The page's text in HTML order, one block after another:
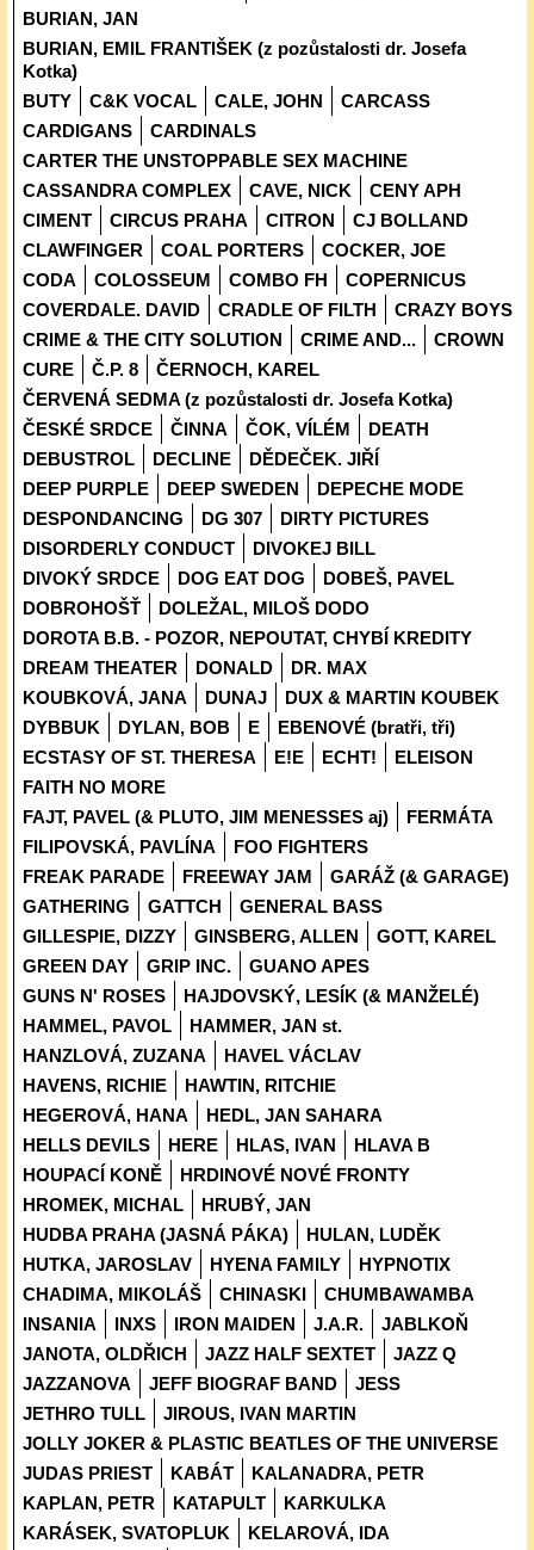
BURIAN, JAN
BURIAN, EMIL FRANTIŠEK (z pozůstalosti dr. Josefa
Kotka)
BUTY
C&K VOCAL CALE, JOHN
CARCASS
CARDIGANS
CARDINALS
CARTER THE UNSTOPPABLE SEX MACHINE
CASSANDRA COMPLEX
CAVE, NICK
CENY APH
CIMENT
CIRCUS PRAHA CITRON
CJ BOLLAND
CLAWFINGER
COAL PORTERS
COCKER, JOE
CODA
COLOSSEUM COMBO FH
COPERNICUS
COVERDALE. DAVID
CRADLE OF FILTH
CRAZY BOYS
CRIME & THE CITY SOLUTION
CRIME AND...
CROWN
CURE
Č.P. 8
ČERNOCH, KAREL
ČERVENÁ SEDMA (z pozůstalosti dr. Josefa Kotka)
ČESKÉ SRDCE
ČINNA ČOK, VÍLÉM
DEATH
DEBUSTROL
DECLINE
DĚDEČEK. JIŘÍ
DEEP PURPLE
DEEP SWEDEN
DEPECHE MODE
DESPONDANCING
DG 307
DIRTY PICTURES
DISORDERLY CONDUCT
DIVOKEJ BILL
DIVOKÝ SRDCE
DOG EAT DOG
DOBEŠ, PAVEL
DOBROHOŠŤ
DOLEŽAL, MILOŠ DODO
DOROTA B.B. - POZOR, NEPOUTAT, CHYBÍ KREDITY
DREAM THEATER
DONALD
DR. MAX
KOUBKOVÁ, JANA
DUNAJ
DUX & MARTIN KOUBEK
DYBBUK
DYLAN, BOB E
EBENOVÉ (bratři, tři)
ECSTASY OF ST. THERESA
E!E ECHT!
ELEISON
FAITH NO MORE
FAJT, PAVEL (& PLUTO, JIM MENESSES aj)
FERMÁTA
FILIPOVSKÁ, PAVLÍNA
FOO FIGHTERS
FREAK PARADE
FREEWAY JAM
GARÁŽ (& GARAGE)
GATHERING
GATTCH
GENERAL BASS
GILLESPIE, DIZZY
GINSBERG, ALLEN
GOTT, KAREL
GREEN DAY
GRIP INC.
GUANO APES
GUNS N' ROSES
HAJDOVSKÝ, LESÍK (& MANŽELÉ)
HAMMEL, PAVOL
HAMMER, JAN st.
HANZLOVÁ, ZUZANA
HAVEL VÁCLAV
HAVENS, RICHIE
HAWTIN, RITCHIE
HEGEROVÁ, HANA
HEDL, JAN SAHARA
HELLS DEVILS
HERE HLAS, IVAN
HLAVA B
HOUPACÍ KONĚ
HRDINOVÉ NOVÉ FRONTY
HROMEK, MICHAL
HRUBÝ, JAN
HUDBA PRAHA (JASNÁ PÁKA)
HULAN, LUDĚK
HUTKA, JAROSLAV
HYENA FAMILY
HYPNOTIX
CHADIMA, MIKOLÁŠ
CHINASKI
CHUMBAWAMBA
INSANIA
INXS IRON MAIDEN J.A.R.
JABLKOŇ
JANOTA, OLDŘICH
JAZZ HALF SEXTET
JAZZ Q
JAZZANOVA
JEFF BIOGRAF BAND
JESS
JETHRO TULL
JIROUS, IVAN MARTIN
JOLLY JOKER & PLASTIC BEATLES OF THE UNIVERSE
JUDAS PRIEST
KABÁT
KALANADRA, PETR
KAPLAN, PETR
KATAPULT
KARKULKA
KARÁSEK, SVATOPLUK
KELAROVÁ, IDA